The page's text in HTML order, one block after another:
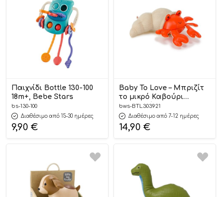
Παιχνίδι Bottle 130-100
18m+, Bebe Stars
bs-130-100
Διαθέσιμο από 15-30 ημέρες
9,90 €
Baby To Love – Μπριζίτ
το μικρό Καβούρι
Κουδουνίστρα 0m+
bws-BTL303921
Διαθέσιμο από 7-12 ημέρες
14,90 €